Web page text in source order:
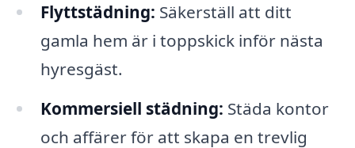
Flyttstädning: Säkerställ att ditt
gamla hem är i toppskick inför nästa
hyresgäst.
Kommersiell städning: Städa kontor
och affärer för att skapa en trevlig